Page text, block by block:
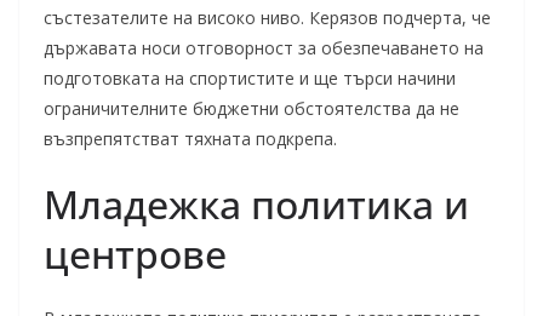
състезателите на високо ниво. Керязов подчерта, че
държавата носи отговорност за обезпечаването на
подготовката на спортистите и ще търси начини
ограничителните бюджетни обстоятелства да не
възпрепятстват тяхната подкрепа.
Младежка политика и
центрове